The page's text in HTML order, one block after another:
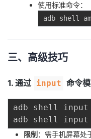
使用标准命令：
三、高级技巧
1. 通过 input 命令
adb shell input
adb shell input
限制 ：需手机屏幕处